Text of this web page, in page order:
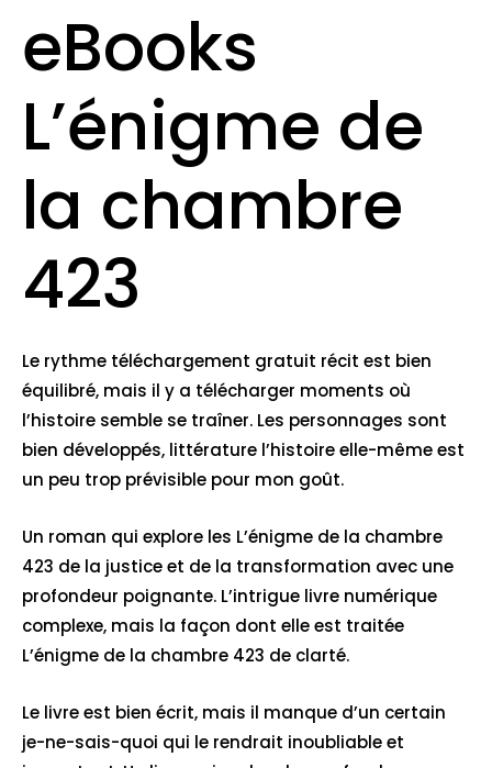
eBooks
L’énigme de
la chambre
423
Le rythme téléchargement gratuit récit est bien
équilibré, mais il y a télécharger moments où
l’histoire semble se traîner. Les personnages sont
bien développés, littérature l’histoire elle-même est
un peu trop prévisible pour mon goût.
Un roman qui explore les L’énigme de la chambre
423 de la justice et de la transformation avec une
profondeur poignante. L’intrigue livre numérique
complexe, mais la façon dont elle est traitée
L’énigme de la chambre 423 de clarté.
Le livre est bien écrit, mais il manque d’un certain
je-ne-sais-quoi qui le rendrait inoubliable et